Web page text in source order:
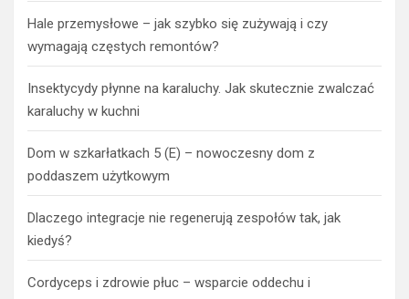
Hale przemysłowe – jak szybko się zużywają i czy
wymagają częstych remontów?
Insektycydy płynne na karaluchy. Jak skutecznie zwalczać
karaluchy w kuchni
Dom w szkarłatkach 5 (E) – nowoczesny dom z
poddaszem użytkowym
Dlaczego integracje nie regenerują zespołów tak, jak
kiedyś?
Cordyceps i zdrowie płuc – wsparcie oddechu i